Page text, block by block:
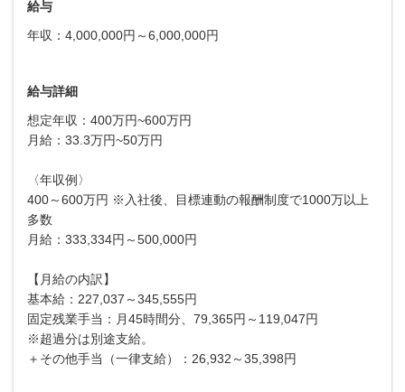
給与
年収：4,000,000円～6,000,000円
給与詳細
想定年収：400万円~600万円
月給：33.3万円~50万円
〈年収例〉
400～600万円 ※入社後、目標連動の報酬制度で1000万以上
多数
月給：333,334円～500,000円
【月給の内訳】
基本給：227,037～345,555円
固定残業手当：月45時間分、79,365円～119,047円
※超過分は別途支給。
＋その他手当（一律支給）：26,932～35,398円